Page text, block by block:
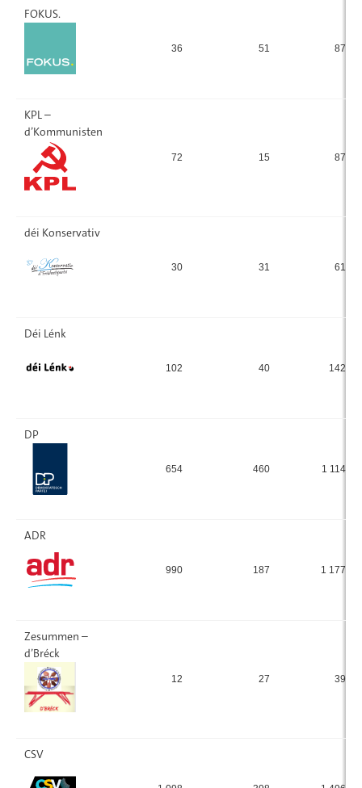
FOKUS.
36 51 87
KPL –
d’Kommunisten
72 15 87
déi Konservativ
30 31 61
Déi Lénk
102 40 142
DP
654 460 1 114
ADR
990 187 1 177
Zesummen –
d’Bréck
12 27 39
CSV